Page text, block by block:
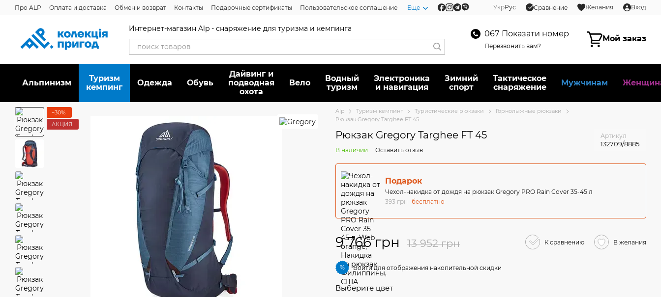
Перейти к основному контенту
Про ALP Оплата и доставка Обмен и возврат Контакты Подарочные сертификаты Пользовательское соглашение Еще УкрРус Сравнение Желания Вход
Интернет-магазин Alp - снаряжение для туризма и кемпинга
067 Показати номер
Перезвонить вам?
Мой заказ
Альпинизм
Туризм
кемпинг
Oдежда Обувь
Дайвинг и
подводная
охота
Вело
Водный
туризм
Электроника
и навигация
Зимний
спорт
Тактическое
снаряжение
Мужчинам
−30%
АКЦИЯ
Alp Туризм кемпинг Туристические рюкзаки
Горнолыжные рюкзаки
Рюкзак Gregory Targhee FT 45
Рюкзак Gregory Targhee FT 45 Артикул
132709/8885
В наличии Оставить отзыв
Подарок
Чехол-накидка от дождя на рюкзак Gregory PRO Rain Cover 35-45 л
393 грн бесплатно
9 766 грн 13 952 грн К сравнению В желания
% Войтидля отображения накопительной скидки
Выберите цвет